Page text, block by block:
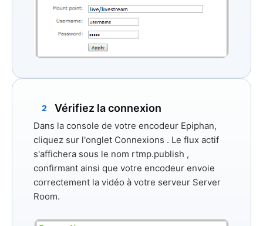
2 Vérifiez la connexion
Dans la console de votre encodeur Epiphan,
cliquez sur l'onglet Connexions . Le flux actif
s'affichera sous le nom rtmp.publish ,
confirmant ainsi que votre encodeur envoie
correctement la vidéo à votre serveur Server
Room.